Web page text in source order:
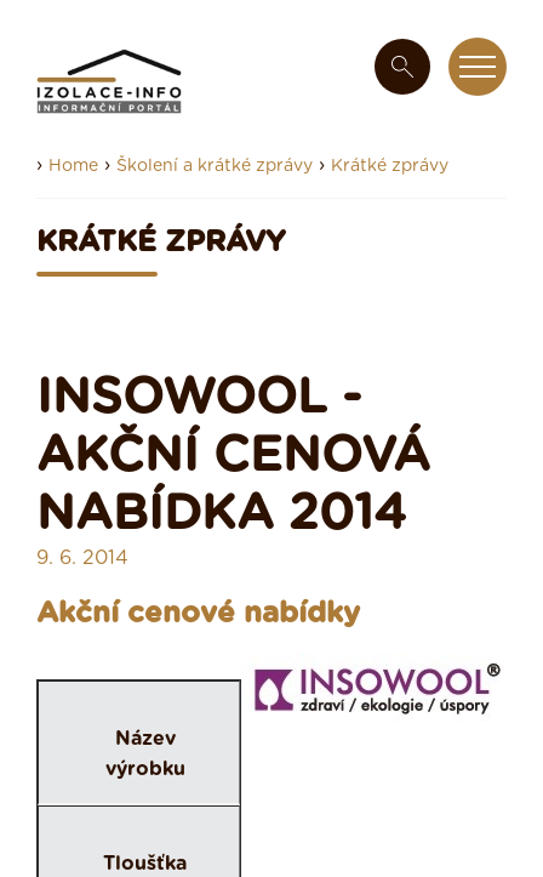
› Home › Školení a krátké zprávy › Krátké zprávy
KRÁTKÉ ZPRÁVY
INSOWOOL -
AKČNÍ CENOVÁ
NABÍDKA 2014
9. 6. 2014
Akční cenové nabídky
Název
výrobku
Tloušťka